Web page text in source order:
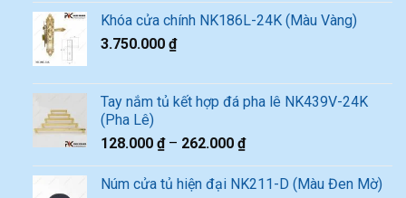
Khóa cửa chính NK186L-24K (Màu Vàng)
3.750.000 ₫
Tay nắm tủ kết hợp đá pha lê NK439V-24K
(Pha Lê)
128.000 ₫– 262.000 ₫
Núm cửa tủ hiện đại NK211-D (Màu Đen Mờ)